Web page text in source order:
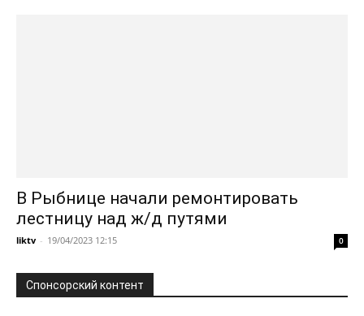
В Рыбнице начали ремонтировать
лестницу над ж/д путями
liktv - 19/04/2023 12:15 0
Спонсорский контент